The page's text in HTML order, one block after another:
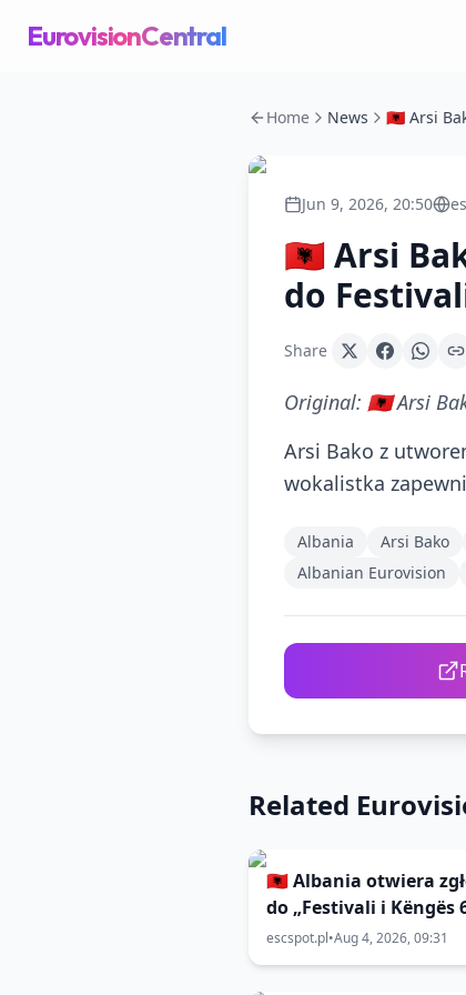
EurovisionCentral
Home News
Jun 9, 2026, 20:50
🇦🇱 Arsi
do
Share
Original: 🇦🇱 Arsi
Arsi Bako z
wokalistka
Albania Arsi Bako
Albanian Eurovision
Related
🇦🇱 Albania otwiera
do „Festivali i Këngës
escspot.pl•Aug 4, 2026, 09:31